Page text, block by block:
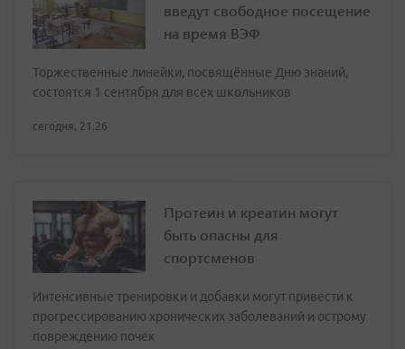
введут свободное посещение
на время ВЭФ
Торжественные линейки, посвящённые Дню знаний,
состоятся 1 сентября для всех школьников
сегодня, 21:26
Протеин и креатин могут
быть опасны для
спортсменов
Интенсивные тренировки и добавки могут привести к
прогрессированию хронических заболеваний и острому
повреждению почек